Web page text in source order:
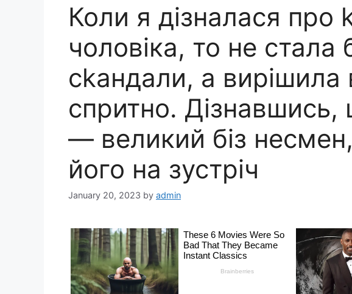
Коли я дізналася про
чоловіка, то не стала
сkандали, а вирішила
спритно. Дізнавшись,
— великий біз
його на зустріч
January 20, 2023 by admin